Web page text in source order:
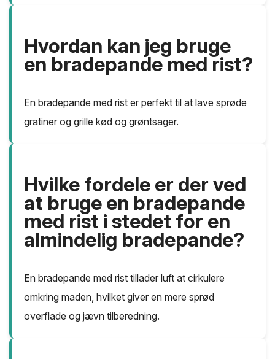
Hvordan kan jeg bruge
en bradepande med rist?
En bradepande med rist er perfekt til at lave sprøde
gratiner og grille kød og grøntsager.
Hvilke fordele er der ved
at bruge en bradepande
med rist i stedet for en
almindelig bradepande?
En bradepande med rist tillader luft at cirkulere
omkring maden, hvilket giver en mere sprød
overflade og jævn tilberedning.